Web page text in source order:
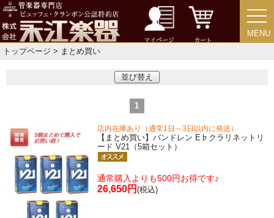
マイページ カート
MENU
MENU
トップページ > まとめ買い
並び替え
1
店内在庫あり（通常1日～3日以内に発送）
【まとめ買い】バンドレン E♭クラリネットリ
ード V21（5箱セット）
通常購入よりも500円お得です♪
26,650円 (税込)